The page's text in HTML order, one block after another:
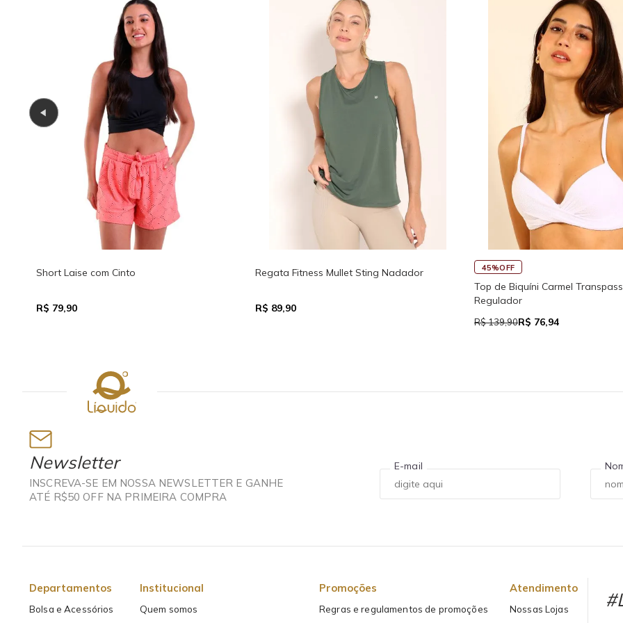
Sting Nadador Top de Biquíni Lycra Transpassado Calça
Newsletter
INSCREVA-SE EM NOSSA NEWSLETTER E GANHE
ATÉ R$50 OFF NA PRIMEIRA COMPRA
E-mail
Departamentos
Bolsa e Acessórios
Institucional
Quem somos
Promoções
Regras e regulamentos de promoções
Atendimento
Nossas Lojas